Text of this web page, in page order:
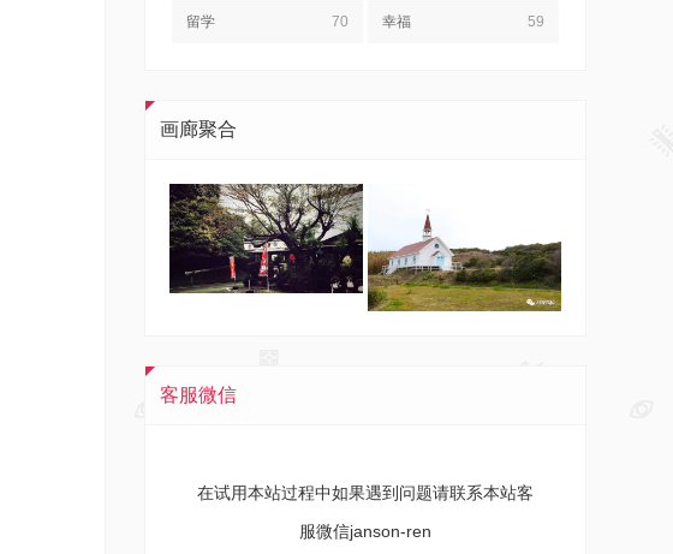
留学 70 幸福 59
画廊聚合
客服微信
在试用本站过程中如果遇到问题请联系本站客
服微信janson-ren